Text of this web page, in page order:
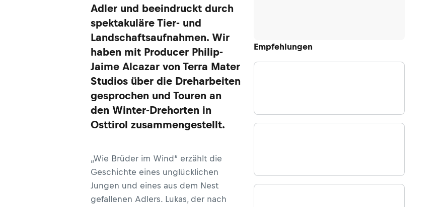
Empfehlungen
Adler und beeindruckt durch
spektakuläre Tier- und
Landschaftsaufnahmen. Wir
haben mit Producer Philip-
Jaime Alcazar von Terra Mater
Studios über die Dreharbeiten
gesprochen und Touren an
den Winter-Drehorten in
Osttirol zusammengestellt.
„Wie Brüder im Wind“ erzählt die
Geschichte eines unglücklichen
Jungen und eines aus dem Nest
gefallenen Adlers. Lukas, der nach